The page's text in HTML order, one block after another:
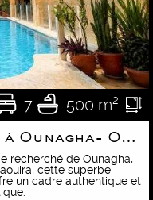
7 500 m²
Villa / Maison d’hôtes à Ounagha- Opportunité d’investissement
recherché de Ounagha,
cette superbe
un cadre authentique et